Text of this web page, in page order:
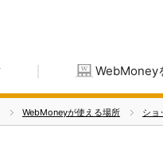
WebMoney
WebMoneyが使える場所 ショ